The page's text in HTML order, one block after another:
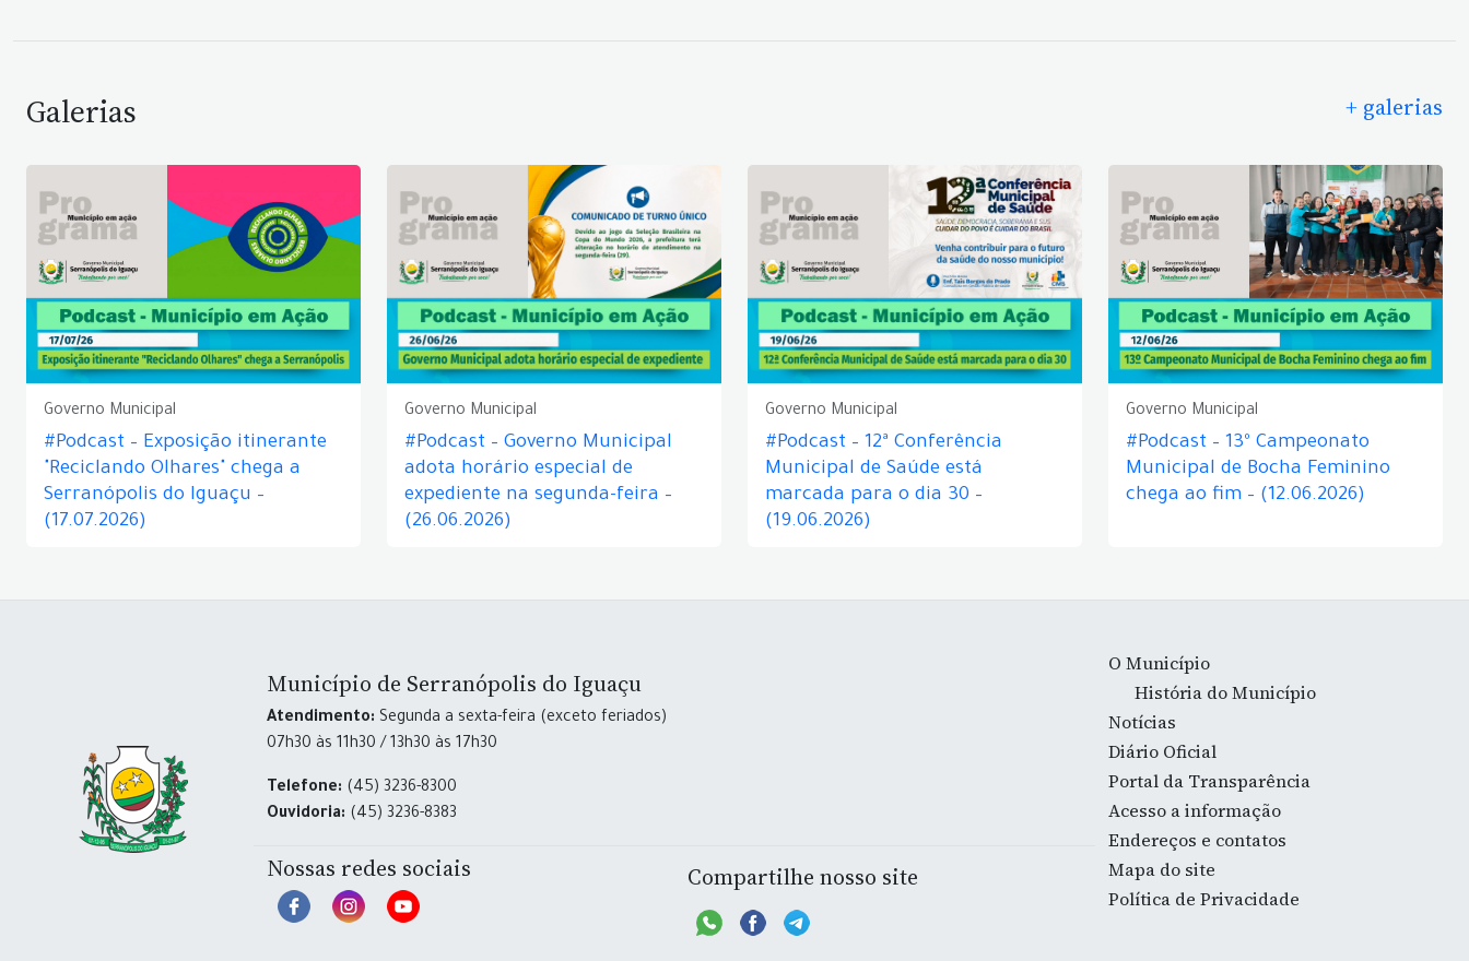
Galerias + galerias
Governo Municipal
#Podcast – Exposição itinerante
"Reciclando Olhares" chega a
Serranópolis do Iguaçu –
(17.07.2026)
Governo Municipal
#Podcast – Governo Municipal
adota horário especial de
expediente na segunda-feira –
(26.06.2026)
Governo Municipal
#Podcast – 12ª Conferência
Municipal de Saúde está
marcada para o dia 30 –
(19.06.2026)
Governo Municipal
#Podcast – 13º Campeonato
Municipal de Bocha Feminino
chega ao fim – (12.06.2026)
Município de Serranópolis do Iguaçu
Atendimento: Segunda a sexta-feira (exceto feriados)
07h30 às 11h30 / 13h30 às 17h30
Telefone: (45) 3236-8300
Ouvidoria: (45) 3236-8383
Nossas redes sociais Compartilhe nosso site
O Município
História do Município
Notícias
Diário Oficial
Portal da Transparência
Acesso a informação
Endereços e contatos
Mapa do site
Política de Privacidade